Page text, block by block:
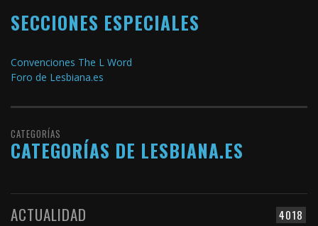
SECCIONES ESPECIALES
Convenciones The L Word
Foro de Lesbiana.es
CATEGORÍAS
CATEGORÍAS DE LESBIANA.ES
4018
ACTUALIDAD